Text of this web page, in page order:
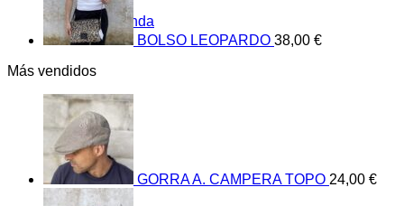
Volver a la tienda
BOLSO LEOPARDO 38,00 €
Más vendidos
GORRA A. CAMPERA TOPO 24,00 €